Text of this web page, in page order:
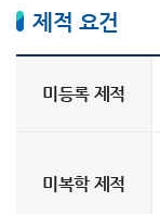
제적 요건
미등록 제적
미복학 제적